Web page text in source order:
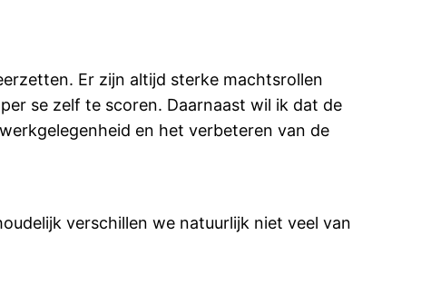
Er zijn altijd sterke machtsrollen
se zelf te scoren. Daarnaast wil ik dat de
en het verbeteren van de
verschillen we natuurlijk niet veel van